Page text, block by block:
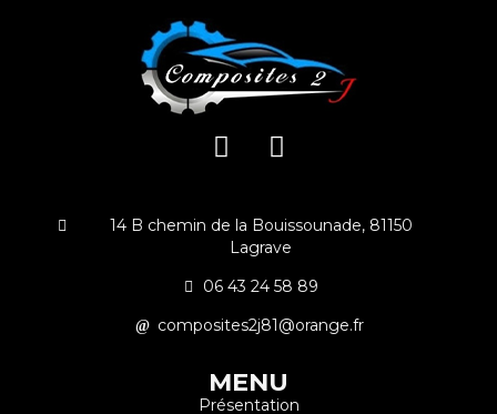
14 B chemin de la Bouissounade, 81150
Lagrave
06 43 24 58 89
composites2j81@orange.fr
MENU
Présentation